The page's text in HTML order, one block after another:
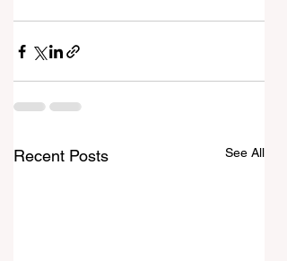
Recent Posts See All